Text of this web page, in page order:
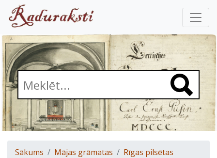
Sākums Mājas grāmatas
Rīgas pilsētas